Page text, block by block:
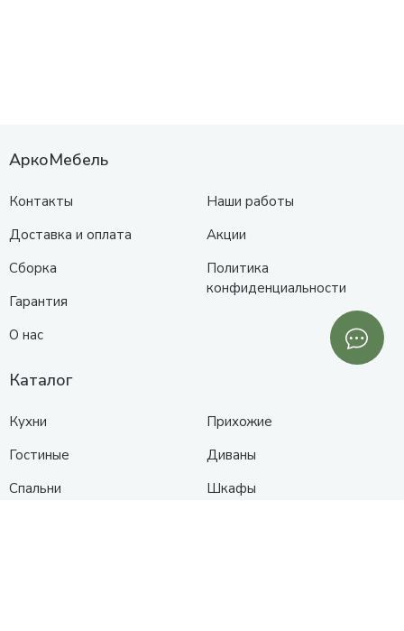
АркоМебель
Контакты
Доставка и оплата
Сборка
Гарантия
О нас
Наши работы
Акции
Политика
конфиденциальности
Каталог
Кухни
Гостиные
Спальни
Прихожие
Диваны
Шкафы